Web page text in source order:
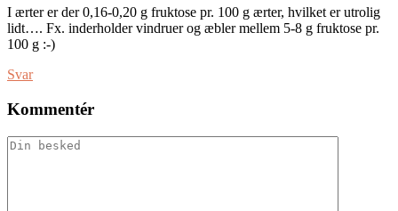
I ærter er der 0,16-0,20 g fruktose pr. 100 g ærter, hvilket er utrolig
lidt…. Fx. inderholder vindruer og æbler mellem 5-8 g fruktose pr.
100 g :-)
Svar
Kommentér